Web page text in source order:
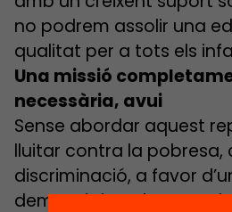
no podrem assolir una
qualitat per a tots els
Una missió
necessària, avui
Sense abordar aquest
lluitar contra la pobresa,
discriminació, a favor
democràtica, d’una